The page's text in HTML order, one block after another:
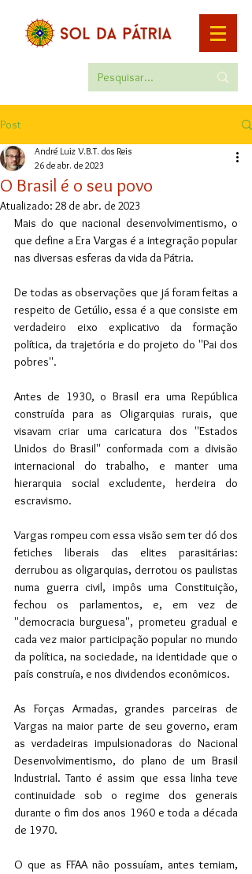
Post
O Brasil é o seu povo
André Luiz V.B.T. dos Reis
26 de abr. de 2023
Atualizado: 28 de abr. de 2023
Mais do que nacional desenvolvimentismo, o
que define a Era Vargas é a integração popular
nas diversas esferas da vida da Pátria.
De todas as observações que já foram feitas a
respeito de Getúlio, essa é a que consiste em
verdadeiro eixo explicativo da formação
política, da trajetória e do projeto do ''Pai dos
pobres''.
Antes de 1930, o Brasil era uma República
construída para as Oligarquias rurais, que
visavam criar uma caricatura dos ''Estados
Unidos do Brasil'' conformada com a divisão
internacional do trabalho, e manter uma
hierarquia social excludente, herdeira do
escravismo.
Vargas rompeu com essa visão sem ter dó dos
fetiches liberais das elites parasitárias:
derrubou as oligarquias, derrotou os paulistas
numa guerra civil, impôs uma Constituição,
fechou os parlamentos, e, em vez de
''democracia burguesa'', prometeu gradual e
cada vez maior participação popular no mundo
da política, na sociedade, na identidade que o
país construía, e nos dividendos econômicos.
As Forças Armadas, grandes parceiras de
Vargas na maior parte de seu governo, eram
as verdadeiras impulsionadoras do Nacional
Desenvolvimentismo, do plano de um Brasil
Industrial. Tanto é assim que essa linha teve
continuidade sob o regime dos generais
durante o fim dos anos 1960 e toda a década
de 1970.
O que as FFAA não possuíam, antes temiam,